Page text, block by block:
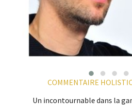
COMMENTAIRE
Un incontournable dans la